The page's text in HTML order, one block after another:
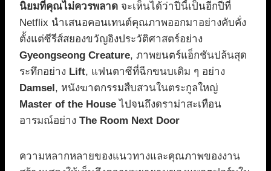
นิยมที่คุณไม่ควรพลาด จะเห็นได้ว่าปีนี้เป็นอีกปีที่
Netflix นำเสนอคอนเทนต์คุณภาพออกมาอย่างคับคั่ง
ตั้งแต่ซีรีส์สยองขวัญอิงประวัติศาสตร์อย่าง
Gyeongseong Creature, ภาพยนตร์แอ็กชันปล้นสุด
ระทึกอย่าง Lift, แฟนตาซีที่ฉีกขนบเดิม ๆ อย่าง
Damsel, หนังฆาตกรรมสืบสวนในตระกูลใหญ่
Master of the House ไปจนถึงดราม่าสะเทือน
อารมณ์อย่าง The Room Next Door
ความหลากหลายของแนวทางและคุณภาพของงาน